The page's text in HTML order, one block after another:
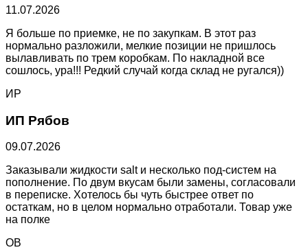
11.07.2026
Я больше по приемке, не по закупкам. В этот раз
нормально разложили, мелкие позиции не пришлось
вылавливать по трем коробкам. По накладной все
сошлось, ура!!! Редкий случай когда склад не ругался))
ИР
ИП Рябов
09.07.2026
Заказывали жидкости salt и несколько под-систем на
пополнение. По двум вкусам были замены, согласовали
в переписке. Хотелось бы чуть быстрее ответ по
остаткам, но в целом нормально отработали. Товар уже
на полке
ОВ